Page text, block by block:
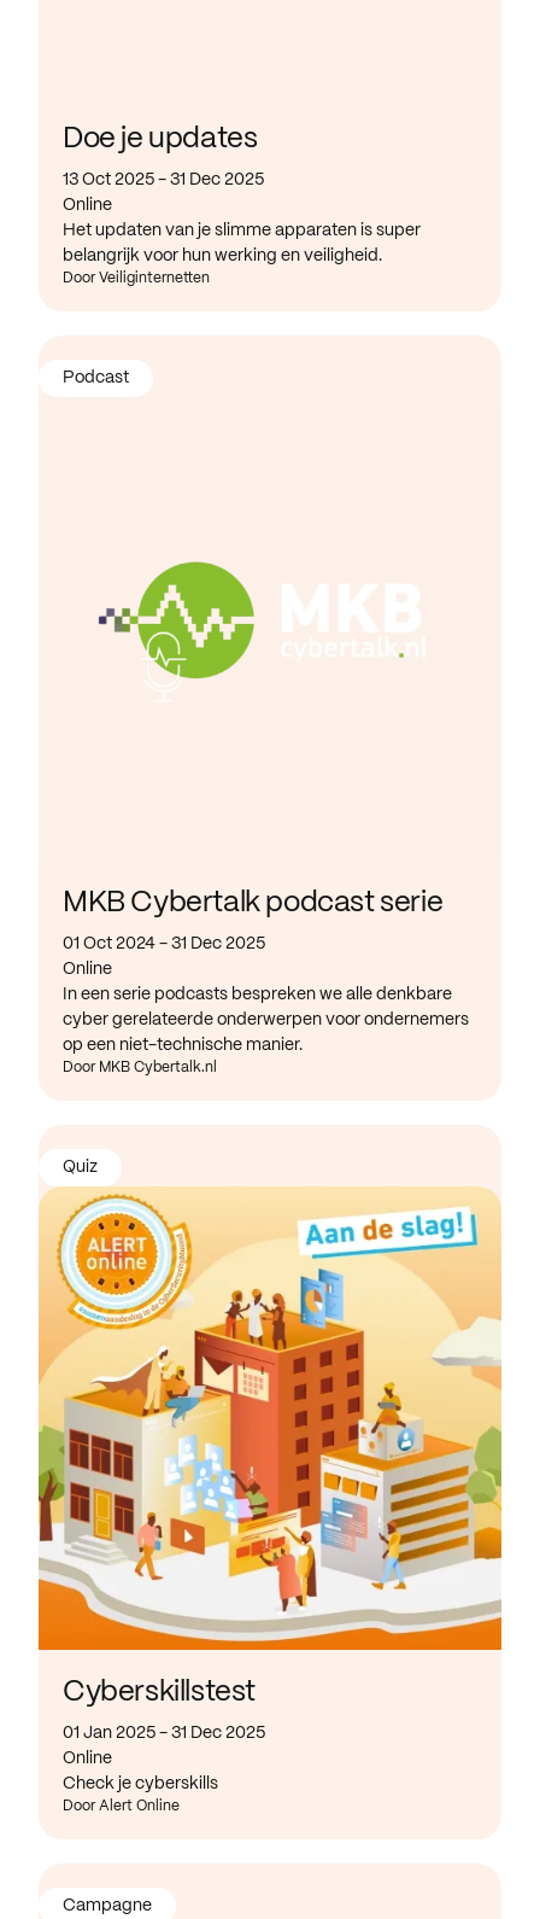
Doe je updates
13 Oct 2025 - 31 Dec 2025
Online
Het updaten van je slimme apparaten is super
belangrijk voor hun werking en veiligheid.
Door Veiliginternetten
MKB Cybertalk podcast serie
01 Oct 2024 - 31 Dec 2025
Online
In een serie podcasts bespreken we alle denkbare
cyber gerelateerde onderwerpen voor ondernemers
op een niet-technische manier.
Door MKB Cybertalk.nl
Podcast
Cyberskillstest
01 Jan 2025 - 31 Dec 2025
Online
Check je cyberskills
Door Alert Online
Quiz
Campagne